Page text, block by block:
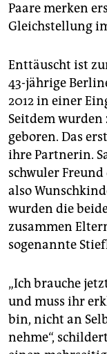
Paare merken
Gleichstellung
Enttäuscht ist
43-jährige
2012 in einer
Seitdem wurden
geboren. Das
ihre Partnerin.
schwuler Freund
also
wurden die
zusammen
sogenannte
„Ich brauche
und muss ihr
bin, nicht an
nehme“,